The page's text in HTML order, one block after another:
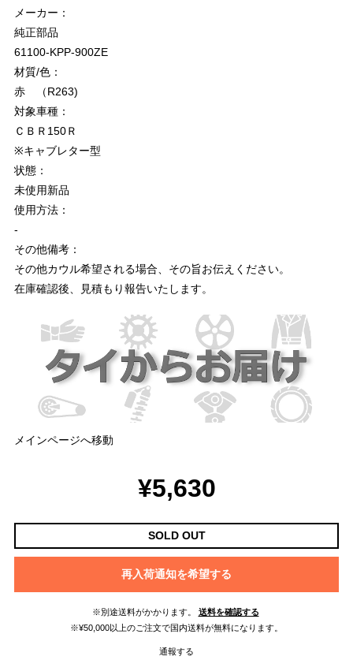
メーカー：
純正部品
61100-KPP-900ZE
材質/色：
赤 （R263)
対象車種：
ＣＢＲ150Ｒ
※キャブレター型
状態：
未使用新品
使用方法：
-
その他備考：
その他カウル希望される場合、その旨お伝えください。
在庫確認後、見積もり報告いたします。
メインページへ移動
¥5,630
SOLD OUT
再入荷通知を希望する
※別途送料がかかります。
送料を確認する
※¥50,000以上のご注文で国内送料が無料になります。
通報する